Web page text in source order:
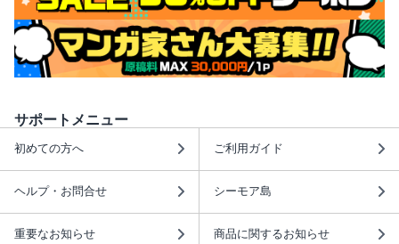
サポートメニュー
初めての方へ ご利用ガイド
ヘルプ・お問合せ シーモア島
重要なお知らせ 商品に関するお知らせ